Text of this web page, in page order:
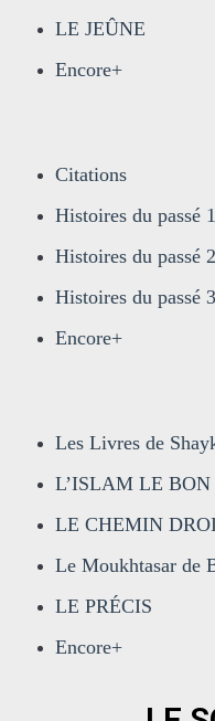
LE JEÛNE
Encore+
Citations
Histoires du passé 1
Histoires du passé 2
Histoires du passé 3
Encore+
Les Livres de
L’ISLAM LE
LE CHEMIN
Le Moukhtasar de
LE PRÉCIS
Encore+